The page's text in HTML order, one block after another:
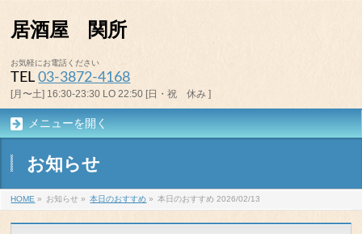
居酒屋 関所
お気軽にお電話ください
TEL03-3872-4168
[月〜土] 16:30-23:30 LO 22:50 [日・祝 休み ]
メニューを開く
お知らせ
HOME » お知らせ » 本日のおすすめ » 本日のおすすめ 2026/02/13